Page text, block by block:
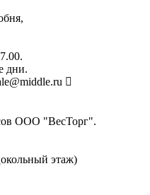
дни.
ООО "ВесТорг".
этаж)